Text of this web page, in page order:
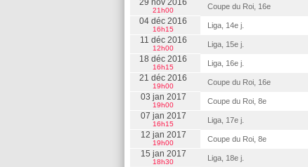
29 nov 2016
21h00 Coupe du Roi, 16e
04 déc 2016
16h15 Liga, 14e j.
11 déc 2016
12h00 Liga, 15e j.
18 déc 2016
16h15 Liga, 16e j.
21 déc 2016
19h00 Coupe du Roi, 16e
03 jan 2017
19h00 Coupe du Roi, 8e
07 jan 2017
16h15 Liga, 17e j.
12 jan 2017
19h00 Coupe du Roi, 8e
15 jan 2017
18h30 Liga, 18e j.